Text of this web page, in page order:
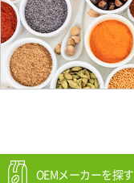
OEMメーカーを探す